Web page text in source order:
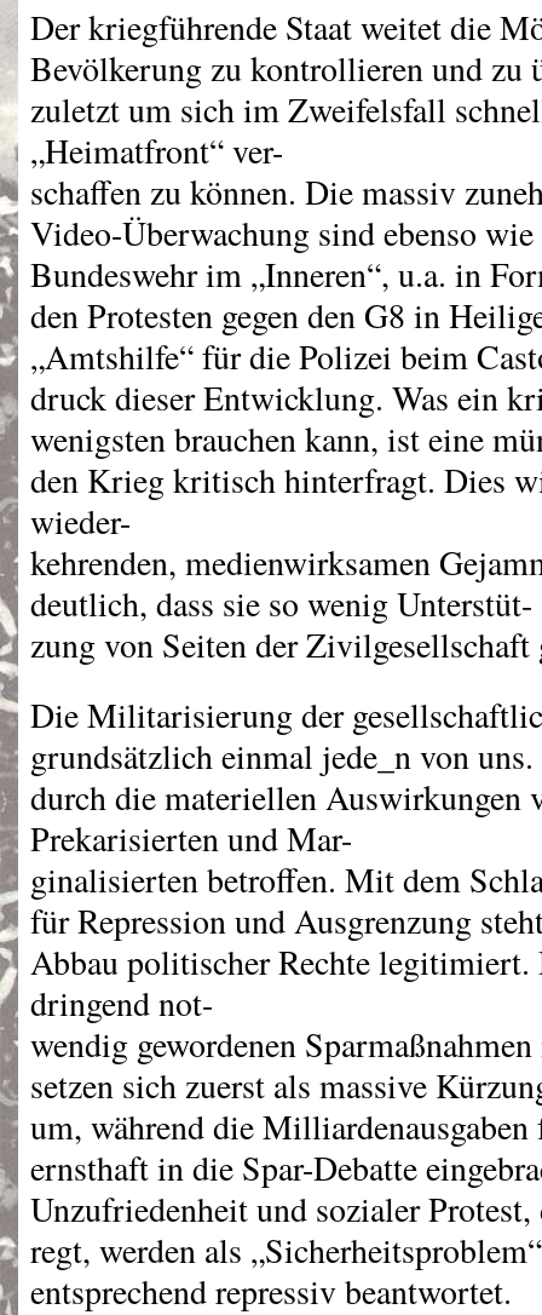
Der kriegführende Staat weitet die
Bevölkerung zu kontrollieren und zu
zuletzt um sich im Zweifelsfall
„Heimatfront“ ver-
schaffen zu können. Die massiv
Video-Überwachung sind ebenso
Bundeswehr im „Inneren“, u.a. in
den Protesten gegen den G8 in
„Amtshilfe“ für die Polizei beim
druck dieser Entwicklung. Was ein
wenigsten brauchen kann, ist eine
den Krieg kritisch hinterfragt. Dies
wieder-
kehrenden, medienwirksamen
deutlich, dass sie so wenig Unterstüt-
zung von Seiten der Zivilgesellschaft
Die Militarisierung der
grundsätzlich einmal jede_n von
durch die materiellen Auswirkungen
Prekarisierten und Mar-
ginalisierten betroffen. Mit dem
für Repression und Ausgrenzung
Abbau politischer Rechte
dringend not-
wendig gewordenen
setzen sich zuerst als massive
um, während die
ernsthaft in die Spar-Debatte
Unzufriedenheit und sozialer
regt, werden als
entsprechend repressiv beantwortet.